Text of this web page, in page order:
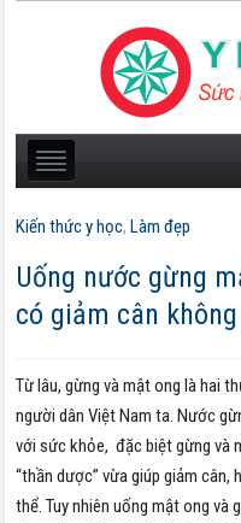
Kiến thức y học,Làm đẹp
Uống nước gừng
có giảm cân không
Từ lâu, gừng và mật ong là hai
người dân Việt Nam ta. Nước
với sức khỏe, đặc biệt gừng và
“thần dược” vừa giúp giảm
thể. Tuy nhiên uống mật ong và